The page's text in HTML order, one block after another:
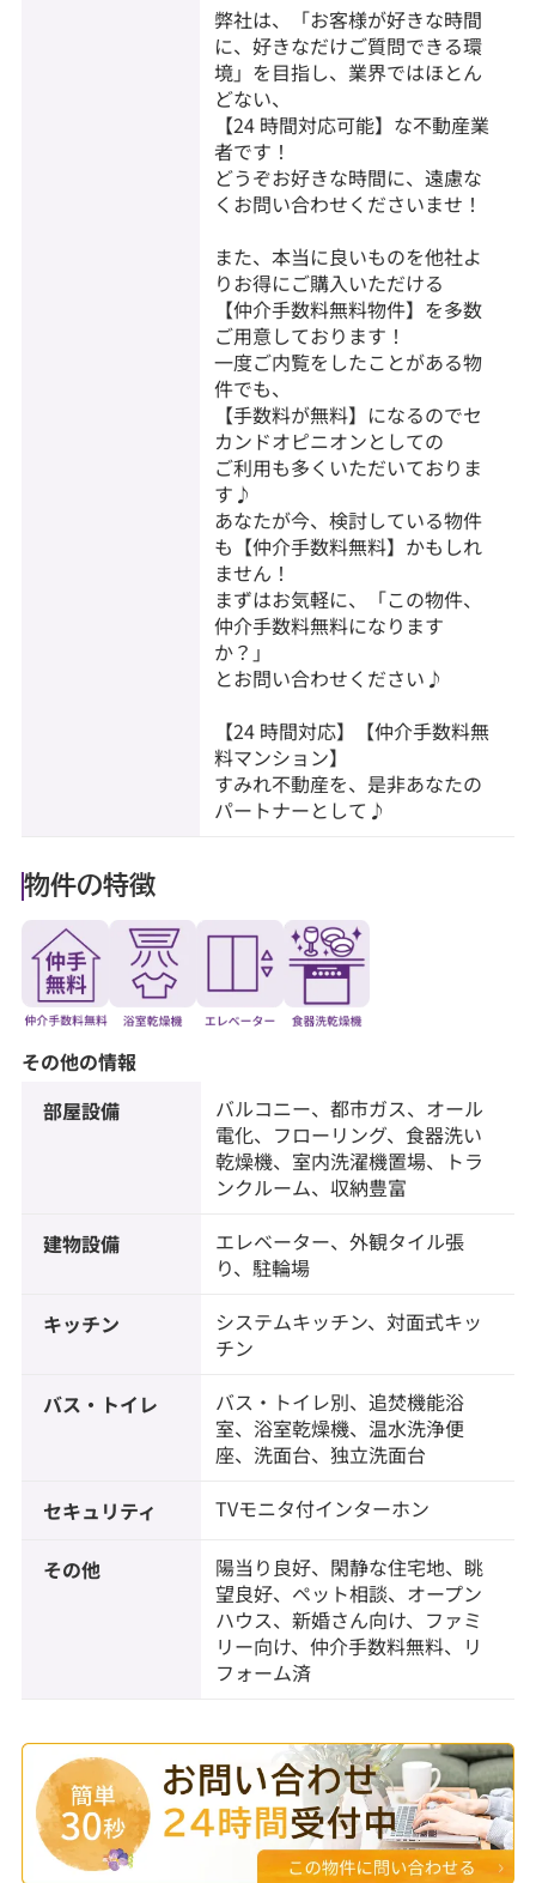
弊社は、「お客様が好きな時間
に、好きなだけご質問できる環
境」を目指し、業界ではほとん
どない、
【24 時間対応可能】な不動産業
者です！
どうぞお好きな時間に、遠慮な
くお問い合わせくださいませ！
また、本当に良いものを他社よ
りお得にご購入いただける
【仲介手数料無料物件】を多数
ご用意しております！
一度ご内覧をしたことがある物
件でも、
【手数料が無料】になるのでセ
カンドオピニオンとしての
ご利用も多くいただいておりま
す♪
あなたが今、検討している物件
も【仲介手数料無料】かもしれ
ません！
まずはお気軽に、「この物件、
仲介手数料無料になります
か？」
とお問い合わせください♪
【24 時間対応】【仲介手数料無
料マンション】
すみれ不動産を、是非あなたの
パートナーとして♪
物件の特徴
その他の情報
部屋設備
バルコニー、都市ガス、オール
電化、フローリング、食器洗い
乾燥機、室内洗濯機置場、トラ
ンクルーム、収納豊富
建物設備
エレベーター、外観タイル張
り、駐輪場
キッチン
システムキッチン、対面式キッ
チン
バス・トイレ
バス・トイレ別、追焚機能浴
室、浴室乾燥機、温水洗浄便
座、洗面台、独立洗面台
セキュリティ TVモニタ付インターホン
その他
陽当り良好、閑静な住宅地、眺
望良好、ペット相談、オープン
ハウス、新婚さん向け、ファミ
リー向け、仲介手数料無料、リ
フォーム済